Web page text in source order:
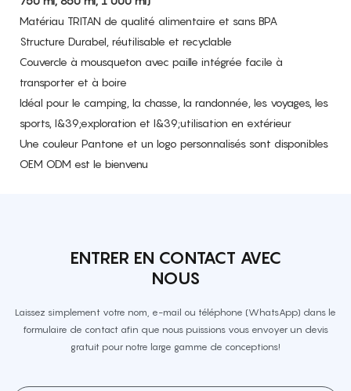
Matériau TRITAN de qualité alimentaire et sans BPA
Structure Durabel, réutilisable et recyclable
Couvercle à mousqueton avec paille intégrée facile à
transporter et à boire
Idéal pour le camping, la chasse, la randonnée, les voyages, les
sports, l&39;exploration et l&39;utilisation en extérieur
Une couleur Pantone et un logo personnalisés sont disponibles
OEM ODM est le bienvenu
ENTRER EN CONTACT AVEC
NOUS
Laissez simplement votre nom, e-mail ou téléphone (WhatsApp) dans le
formulaire de contact afin que nous puissions vous envoyer un devis
gratuit pour notre large gamme de conceptions!